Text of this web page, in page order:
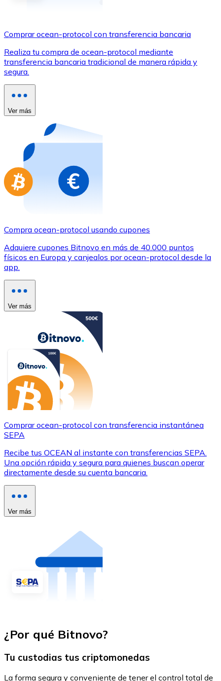
Utiliza tarjetas Visa y Mastercard para comprar
Comprar con tarjeta
Tienda - Tarjetas regalo
Nuevo
Compra tarjetas regalo de tus marcas favoritas con
Ir a la tienda de tarjetas regalo
Comprar ocean-protocol con transferencia bancaria
Realiza tu compra de ocean-protocol mediante
transferencia bancaria tradicional de manera rápida y
segura.
Ver más
Compra ocean-protocol usando cupones
Adquiere cupones Bitnovo en más de 40.000 puntos
físicos en Europa y canjealos por ocean-protocol desde la
app.
Ver más
Comprar ocean-protocol con transferencia instantánea
SEPA
Recibe tus OCEAN al instante con transferencias SEPA.
Una opción rápida y segura para quienes buscan operar
directamente desde su cuenta bancaria.
Ver más
¿Por qué Bitnovo?
Tu custodias tus criptomonedas
La forma segura y conveniente de tener el control total de